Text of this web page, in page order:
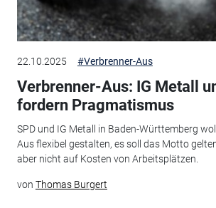
22.10.2025 #Verbrenner-Aus
Verbrenner-Aus: IG Metall
fordern Pragmatismus
SPD und IG Metall in Baden-Württemberg
Aus flexibel gestalten, es soll das Motto
aber nicht auf Kosten von Arbeitsplätzen.
von Thomas Burgert